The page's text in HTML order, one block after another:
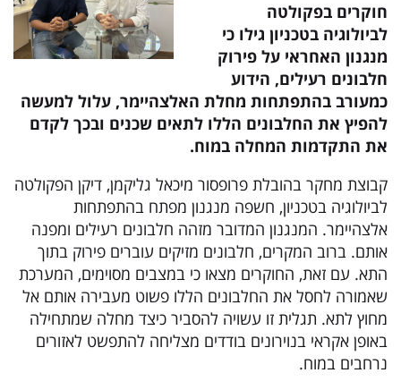
חוקרים בפקולטה
לביולוגיה בטכניון גילו כי
מנגנון האחראי על פירוק
חלבונים רעילים, הידוע
כמעורב בהתפתחות מחלת האלצהיימר, עלול למעשה
להפיץ את החלבונים הללו לתאים שכנים ובכך לקדם
את התקדמות המחלה במוח.
קבוצת מחקר בהובלת פרופסור מיכאל גליקמן, דיקן הפקולטה
לביולוגיה בטכניון, חשפה מנגנון מפתח בהתפתחות
אלצהיימר. המנגנון המדובר מזהה חלבונים רעילים ומפנה
אותם. ברוב המקרים, חלבונים מזיקים עוברים פירוק בתוך
התא. עם זאת, החוקרים מצאו כי במצבים מסוימים, המערכת
שאמורה לחסל את החלבונים הללו פשוט מעבירה אותם אל
מחוץ לתא. תגלית זו עשויה להסביר כיצד מחלה שמתחילה
באופן אקראי בנוירונים בודדים מצליחה להתפשט לאזורים
נרחבים במוח.